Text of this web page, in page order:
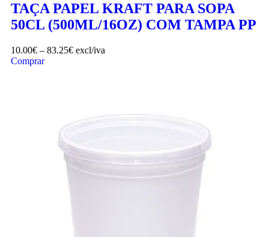
TAÇA PAPEL KRAFT PARA SOPA
50CL (500ML/16OZ) COM TAMPA PP
10.00€ – 83.25€ excl/iva
Comprar